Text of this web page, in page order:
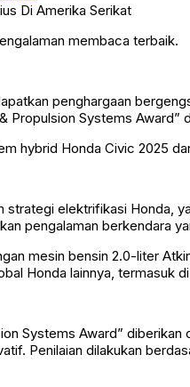
membaca terbaik.
penghargaan
Propulsion Systems Award”
hybrid Honda Civic 2025
strategi elektrifikasi Honda,
pengalaman berkendara
mesin bensin 2.0-liter
Honda lainnya, termasuk
Systems Award”
Penilaian dilakukan